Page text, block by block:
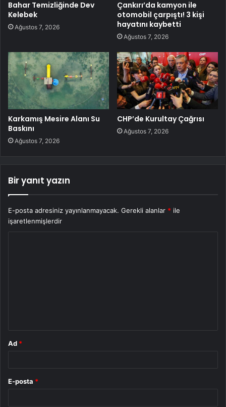
Bahar Temizliğinde Dev
Kelebek
Ağustos 7, 2026
Çankırı’da kamyon ile
otomobil çarpıştı! 3 kişi
hayatını kaybetti
Ağustos 7, 2026
Karkamış Mesire Alanı Su
Baskını
Ağustos 7, 2026
CHP’de Kurultay Çağrısı
Ağustos 7, 2026
Bir yanıt yazın
E-posta adresiniz yayınlanmayacak. Gerekli alanlar * ile
işaretlenmişlerdir
Ad *
E-posta *